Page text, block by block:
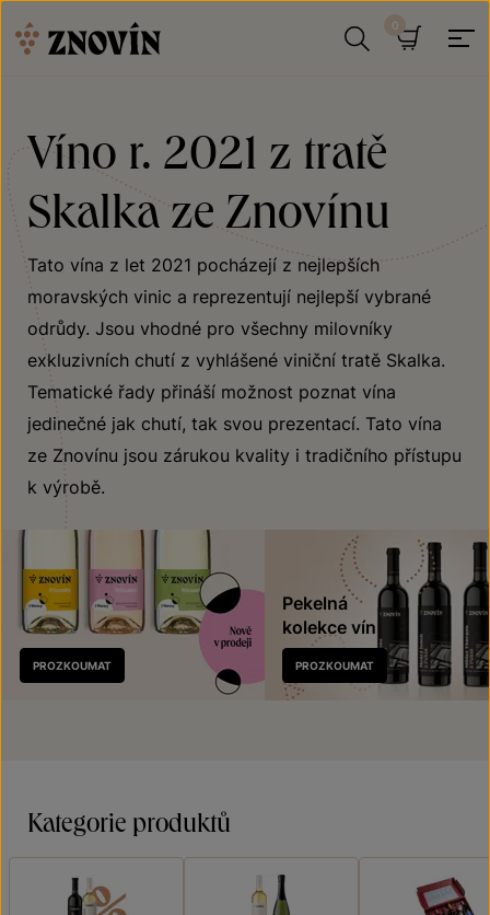
Víno r. 2021 z tratě
Skalka ze Znovínu
Tato vína z let 2021 pocházejí z nejlepších
moravských vinic a reprezentují nejlepší vybrané
odrůdy. Jsou vhodné pro všechny milovníky
exkluzivních chutí z vyhlášené viniční tratě Skalka.
Tematické řady přináší možnost poznat vína
jedinečné jak chutí, tak svou prezentací. Tato vína
ze Znovínu jsou zárukou kvality i tradičního přístupu
k výrobě.
Nově
v prodeji
PROZKOUMAT
Pekelná
kolekce vín
PROZKOUMAT
Kategorie produktů